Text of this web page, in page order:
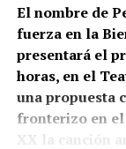
nivel del mar.
El nombre de
fuerza en la
presentará el
horas, en el
una propuesta
fronterizo en
XX la canción